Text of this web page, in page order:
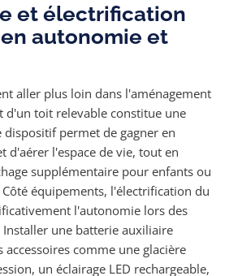
et électrification
autonomie et
aller plus loin dans l'aménagement
d'un toit relevable constitue une
dispositif permet de gagner en
d'aérer l'espace de vie, tout en
supplémentaire pour enfants ou
équipements, l'électrification du
l'autonomie lors des
Installer une batterie auxiliaire
comme une glacière
un éclairage LED rechargeable,